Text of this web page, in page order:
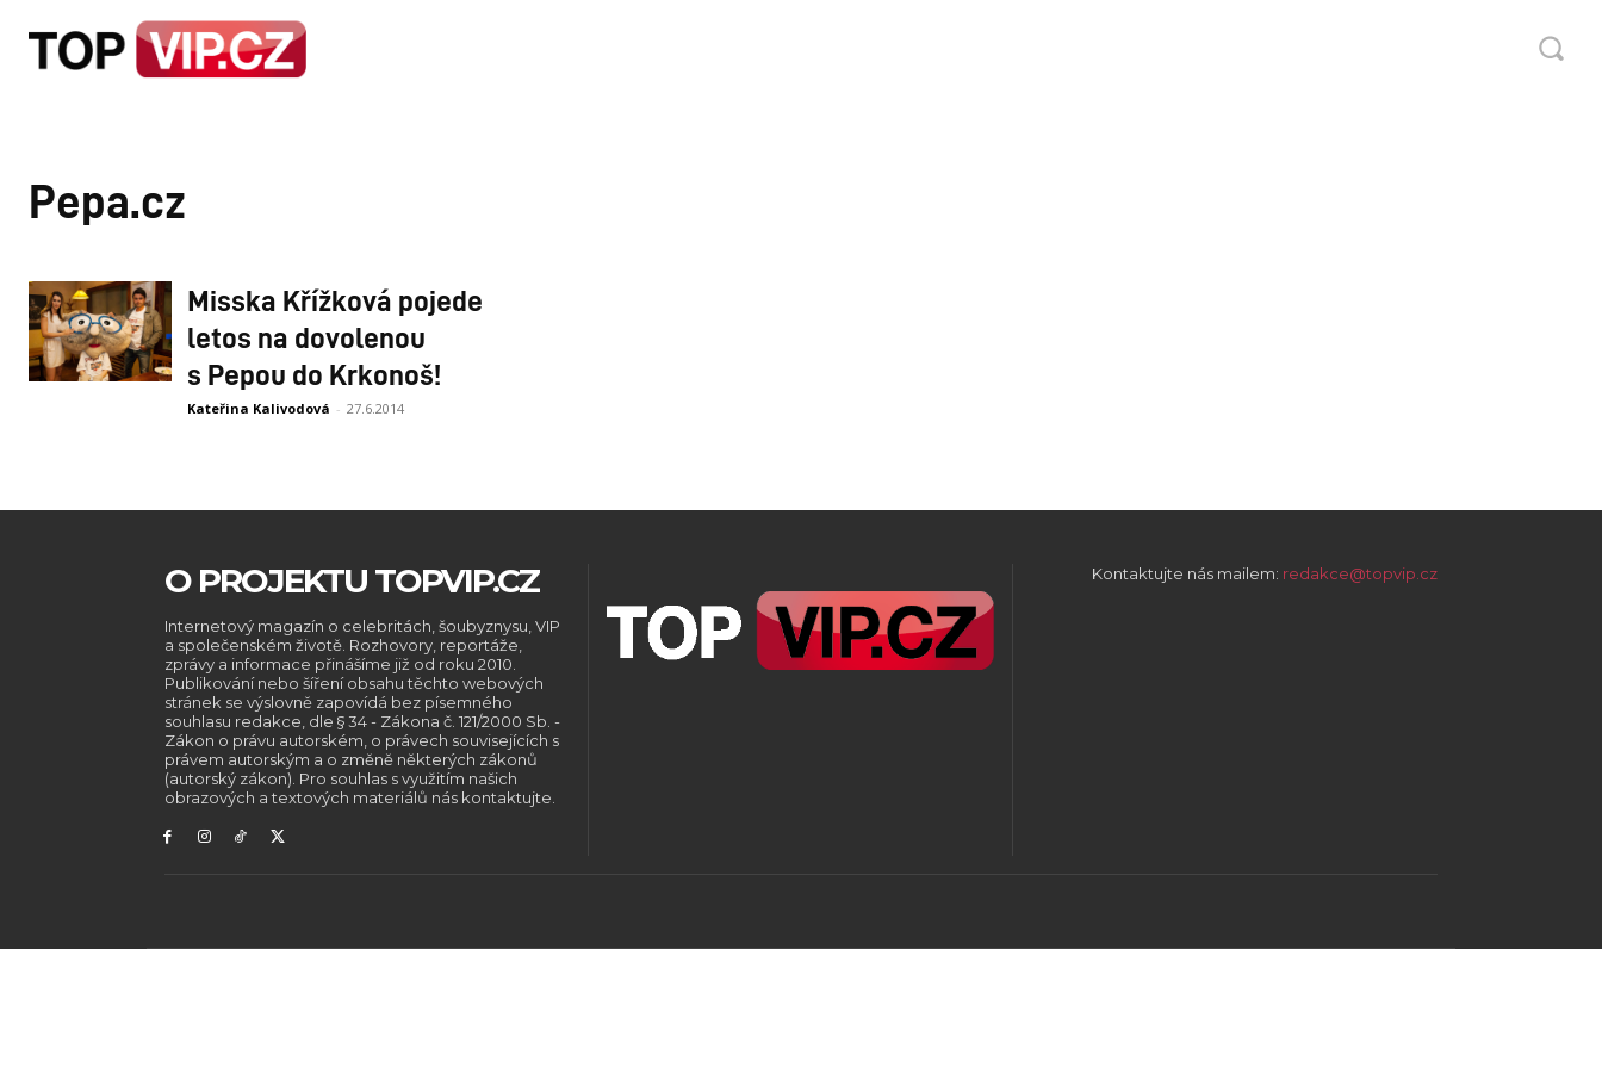
Pepa.cz
Misska Křížková pojede
letos na dovolenou
s Pepou do Krkonoš!
Kateřina Kalivodová - 27.6.2014
O PROJEKTU TOPVIP.CZ
Internetový magazín o celebritách, šoubyznysu, VIP
a společenském životě. Rozhovory, reportáže,
zprávy a informace přinášíme již od roku 2010.
Publikování nebo šíření obsahu těchto webových
stránek se výslovně zapovídá bez písemného
souhlasu redakce, dle § 34 - Zákona č. 121/2000 Sb. -
Zákon o právu autorském, o právech souvisejících s
právem autorským a o změně některých zákonů
(autorský zákon). Pro souhlas s využitím našich
obrazových a textových materiálů nás kontaktujte.
Kontaktujte nás mailem: redakce@topvip.cz